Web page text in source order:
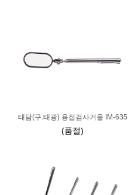
태담(구.태광) 용접검사거울 IM-635
(품절)